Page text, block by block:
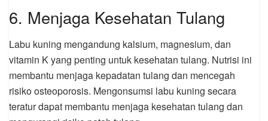
6. Menjaga Kesehatan Tulang
Labu kuning mengandung kalsium, magnesium, dan
vitamin K yang penting untuk kesehatan tulang. Nutrisi ini
membantu menjaga kepadatan tulang dan mencegah
risiko osteoporosis. Mengonsumsi labu kuning secara
teratur dapat membantu menjaga kesehatan tulang dan